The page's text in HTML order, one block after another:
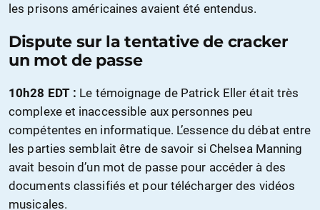
les prisons américaines avaient été entendus.
Dispute sur la tentative de cracker
un mot de passe
10h28 EDT : Le témoignage de Patrick Eller était très
complexe et inaccessible aux personnes peu
compétentes en informatique. L’essence du débat entre
les parties semblait être de savoir si Chelsea Manning
avait besoin d’un mot de passe pour accéder à des
documents classifiés et pour télécharger des vidéos
musicales.